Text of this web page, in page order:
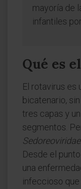
mayoría de
infantiles
Qué es
El rotavirus es
bicatenario,
tres capas y
segmentos.
Sedoreoviridae
Desde el
una
infeccioso